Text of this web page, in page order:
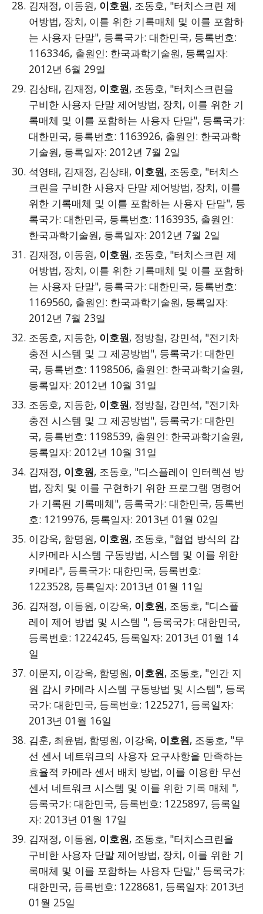
김재정, 이동원, 이호원, 조동호, "터치스크린 제
어방법, 장치, 이를 위한 기록매체 및 이를 포함하
는 사용자 단말", 등록국가: 대한민국, 등록번호:
1163346, 출원인: 한국과학기술원, 등록일자:
2012년 6월 29일
김상태, 김재정, 이호원, 조동호, "터치스크린을
구비한 사용자 단말 제어방법, 장치, 이를 위한 기
록매체 및 이를 포함하는 사용자 단말", 등록국가:
대한민국, 등록번호: 1163926, 출원인: 한국과학
기술원, 등록일자: 2012년 7월 2일
석영태, 김재정, 김상태, 이호원, 조동호, "터치스
크린을 구비한 사용자 단말 제어방법, 장치, 이를
위한 기록매체 및 이를 포함하는 사용자 단말", 등
록국가: 대한민국, 등록번호: 1163935, 출원인:
한국과학기술원, 등록일자: 2012년 7월 2일
김재정, 이동원, 이호원, 조동호, "터치스크린 제
어방법, 장치, 이를 위한 기록매체 및 이를 포함하
는 사용자 단말", 등록국가: 대한민국, 등록번호:
1169560, 출원인: 한국과학기술원, 등록일자:
2012년 7월 23일
조동호, 지동한, 이호원, 정방철, 강민석, "전기차
충전 시스템 및 그 제공방법", 등록국가: 대한민
국, 등록번호: 1198506, 출원인: 한국과학기술원,
등록일자: 2012년 10월 31일
조동호, 지동한, 이호원, 정방철, 강민석, "전기차
충전 시스템 및 그 제공방법", 등록국가: 대한민
국, 등록번호: 1198539, 출원인: 한국과학기술원,
등록일자: 2012년 10월 31일
김재정, 이호원, 조동호, "디스플레이 인터렉션 방
법, 장치 및 이를 구현하기 위한 프로그램 명령어
가 기록된 기록매체", 등록국가: 대한민국, 등록번
호: 1219976, 등록일자: 2013년 01월 02일
이강욱, 함명원, 이호원, 조동호, "협업 방식의 감
시카메라 시스템 구동방법, 시스템 및 이를 위한
카메라", 등록국가: 대한민국, 등록번호:
1223528, 등록일자: 2013년 01월 11일
김재정, 이동원, 이강욱, 이호원, 조동호, "디스플
레이 제어 방법 및 시스템 ", 등록국가: 대한민국,
등록번호: 1224245, 등록일자: 2013년 01월 14
일
이문지, 이강욱, 함명원, 이호원, 조동호, "인간 지
원 감시 카메라 시스템 구동방법 및 시스템", 등록
국가: 대한민국, 등록번호: 1225271, 등록일자:
2013년 01월 16일
김훈, 최윤범, 함명원, 이강욱, 이호원, 조동호, "무
선 센서 네트워크의 사용자 요구사항을 만족하는
효율적 카메라 센서 배치 방법, 이를 이용한 무선
센서 네트워크 시스템 및 이를 위한 기록 매체 ",
등록국가: 대한민국, 등록번호: 1225897, 등록일
자: 2013년 01월 17일
김재정, 이동원, 이호원, 조동호, "터치스크린을
구비한 사용자 단말 제어방법, 장치, 이를 위한 기
록매체 및 이를 포함하는 사용자 단말," 등록국가:
대한민국, 등록번호: 1228681, 등록일자: 2013년
01월 25일